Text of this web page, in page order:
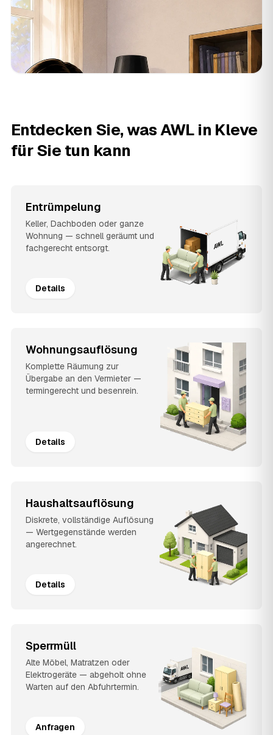
Entdecken Sie, was AWL in Kleve
für Sie tun kann
Entrümpelung
Keller, Dachboden oder ganze
Wohnung — schnell geräumt und
fachgerecht entsorgt.
Details
Wohnungsauflösung
Komplette Räumung zur
Übergabe an den Vermieter —
termingerecht und besenrein.
Details
Haushaltsauflösung
Diskrete, vollständige Auflösung
— Wertgegenstände werden
angerechnet.
Details
Sperrmüll
Alte Möbel, Matratzen oder
Elektrogeräte — abgeholt ohne
Warten auf den Abfuhrtermin.
Anfragen